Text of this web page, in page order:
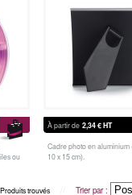
ou
À partir de 2,34 €HT
Cadre photo en aluminium
10 x 15 cm).
trouvés Trier par :